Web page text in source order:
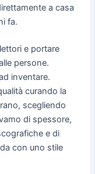
a casa
fa.
e portare
persone.
inventare.
curando la
scegliendo
di spessore,
e di
con uno stile